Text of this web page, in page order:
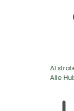
AI
Alle